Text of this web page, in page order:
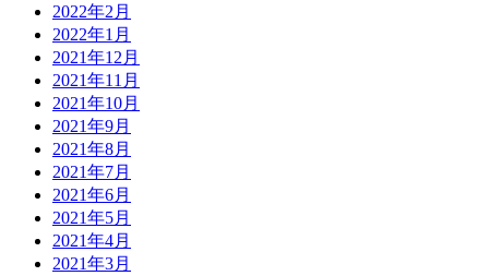
2022年2月
2022年1月
2021年12月
2021年11月
2021年10月
2021年9月
2021年8月
2021年7月
2021年6月
2021年5月
2021年4月
2021年3月